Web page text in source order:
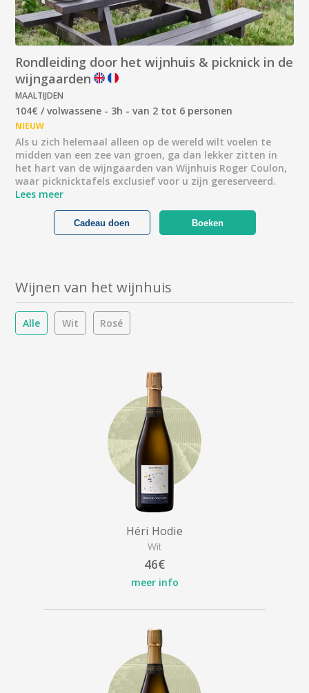
Rondleiding door het wijnhuis & picknick in de
wijngaarden
MAALTIJDEN
104€ / volwassene - 3h - van 2 tot 6 personen
NIEUW
Als u zich helemaal alleen op de wereld wilt voelen te
midden van een zee van groen, ga dan lekker zitten in
het hart van de wijngaarden van Wijnhuis Roger Coulon,
waar picknicktafels exclusief voor u zijn gereserveerd.
Lees meer
Boeken
Cadeau doen
Wijnen van het wijnhuis
Alle Wit Rosé
Héri Hodie
Wit
46€
meer info